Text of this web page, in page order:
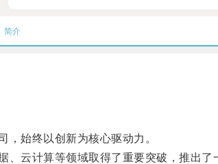
简介
始终以创新为核心驱动力。
云计算等领域取得了重要突破，推出了